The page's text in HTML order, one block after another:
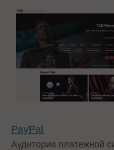
PayPal
Аудитория платежной